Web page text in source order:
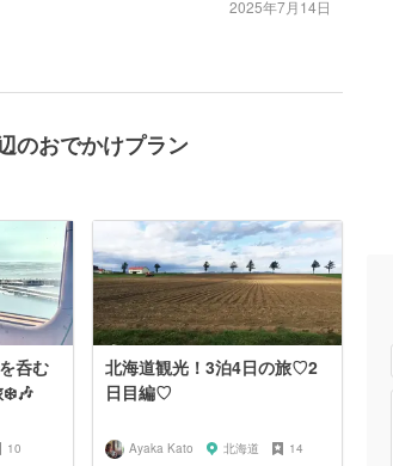
2025年7月14日
のおでかけプラン
呑む
❄️🎶
10
北海道観光！3泊4日の旅♡2
日目編♡
Ayaka Kato 北海道 14